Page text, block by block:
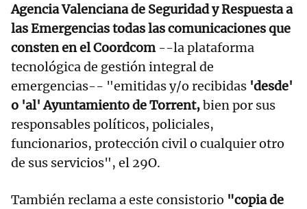
Agencia Valenciana de Seguridad y Respuesta a
las Emergencias todas las comunicaciones que
consten en el Coordcom--la plataforma
tecnológica de gestión integral de
emergencias-- "emitidas y/o recibidas 'desde'
o 'al' Ayuntamiento de Torrent,bien por sus
responsables políticos, policiales,
funcionarios, protección civil o cualquier otro
de sus servicios", el 29O.
También reclama a este consistorio "copia de